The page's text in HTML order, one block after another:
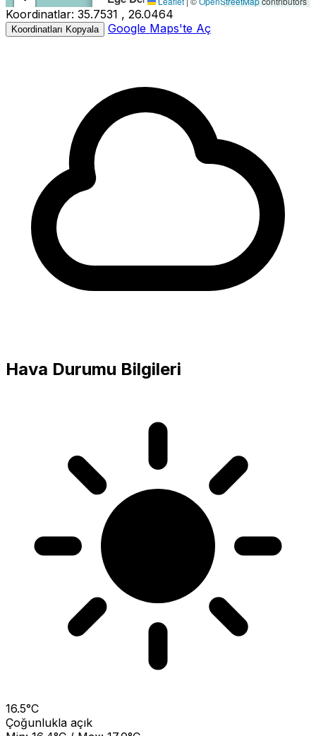
Büyüklük:3.2M
Derinlik:5.12km
−
Koordinatlar: 35.7531 , 26.0464
Koordinatları Kopyala Google Maps'te Aç
Hava Durumu Bilgileri
16.5°C
Çoğunlukla açık